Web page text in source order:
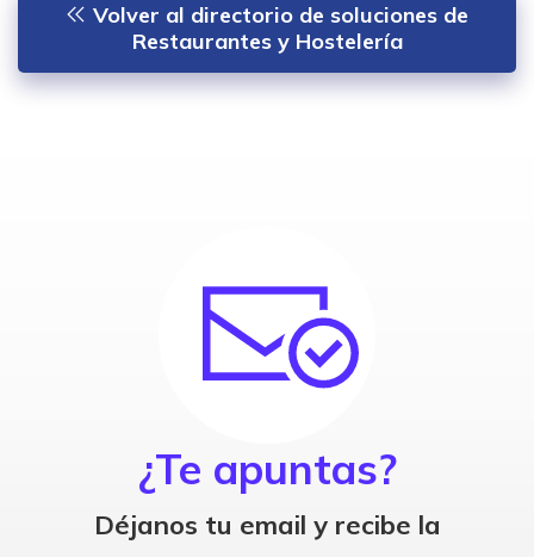
Volver al directorio de soluciones de
Restaurantes y Hostelería
¿Te apuntas?
Déjanos tu email y recibe la